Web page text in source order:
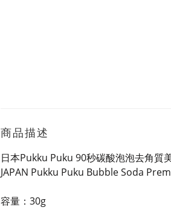
商品描述
日本Pukku Puku 90秒碳酸泡泡去角質
JAPAN Pukku Puku Bubble Soda
容量：30g